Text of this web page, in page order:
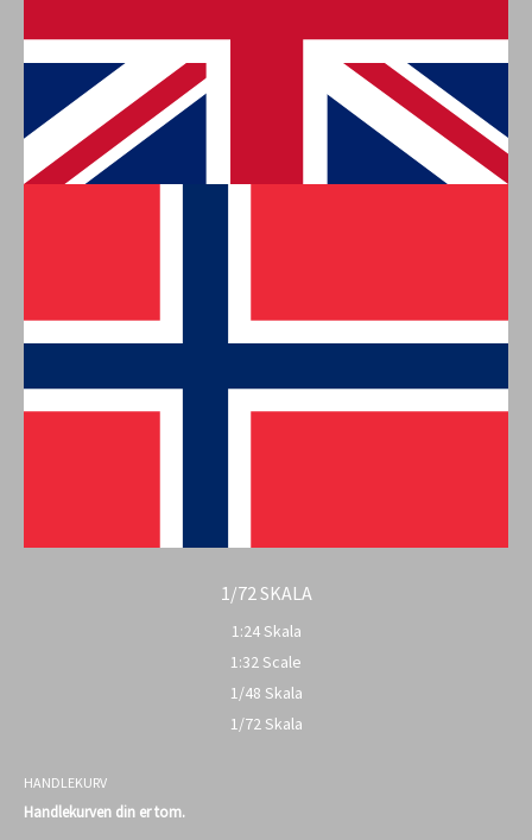
1/72 SKALA
1:24 Skala
1:32 Scale
1/48 Skala
1/72 Skala
HANDLEKURV
Handlekurven din er tom.